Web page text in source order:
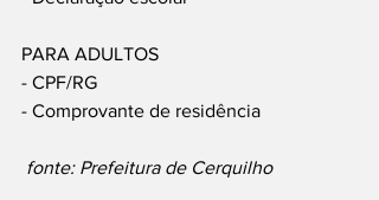
PARA ADULTOS
- CPF/RG
- Comprovante de residência
fonte: Prefeitura de Cerquilho